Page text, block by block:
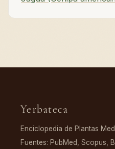
Yerbateca
Enciclopedia de Plantas
Fuentes: PubMed, Scopus,